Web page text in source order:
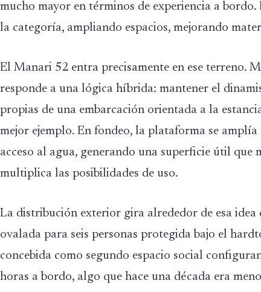
mucho mayor en términos de experiencia a
la categoría, ampliando espacios, mejorando
El Manari 52 entra precisamente en ese terreno.
responde a una lógica híbrida: mantener el
propias de una embarcación orientada a la
mejor ejemplo. En fondeo, la plataforma se
acceso al agua, generando una superficie útil
multiplica las posibilidades de uso.
La distribución exterior gira alrededor de esa idea
ovalada para seis personas protegida bajo el
concebida como segundo espacio social
horas a bordo, algo que hace una década era